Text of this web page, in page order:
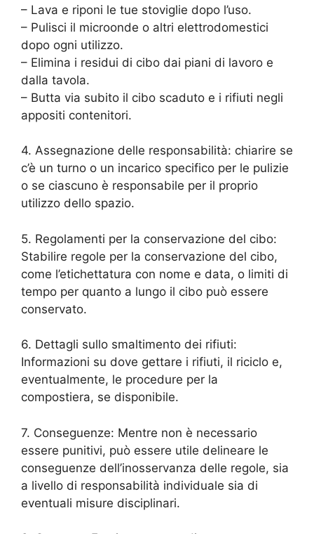
– Lava e riponi le tue stoviglie dopo l’uso.
– Pulisci il microonde o altri elettrodomestici
dopo ogni utilizzo.
– Elimina i residui di cibo dai piani di lavoro e
dalla tavola.
– Butta via subito il cibo scaduto e i rifiuti negli
appositi contenitori.
4. Assegnazione delle responsabilità: chiarire se
c’è un turno o un incarico specifico per le pulizie
o se ciascuno è responsabile per il proprio
utilizzo dello spazio.
5. Regolamenti per la conservazione del cibo:
Stabilire regole per la conservazione del cibo,
come l’etichettatura con nome e data, o limiti di
tempo per quanto a lungo il cibo può essere
conservato.
6. Dettagli sullo smaltimento dei rifiuti:
Informazioni su dove gettare i rifiuti, il riciclo e,
eventualmente, le procedure per la
compostiera, se disponibile.
7. Conseguenze: Mentre non è necessario
essere punitivi, può essere utile delineare le
conseguenze dell’inosservanza delle regole, sia
a livello di responsabilità individuale sia di
eventuali misure disciplinari.